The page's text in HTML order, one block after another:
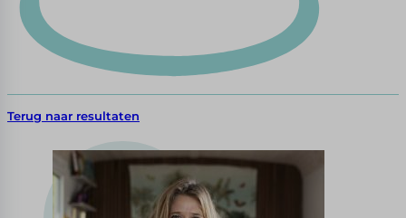
Terug naar resultaten